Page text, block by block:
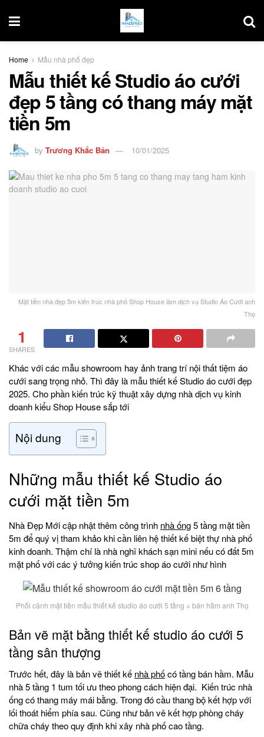
Home Mẫu nhà phố đẹp
Mẫu thiết kế Studio áo cưới
đẹp 5 tầng có thang máy mặt
tiền 5m
by Trương Khắc Bản 10/01/2025
Mặt tiền nhà đẹp 5m kiến trúc nhà phố Shop House làm dịch vụ Studio Áo Cưới anh
Thọ
1
SHARES
Khác với các mẫu showroom hay ảnh trang trí nội thất tiệm áo
cưới sang trọng nhỏ. Thì đây là mẫu thiết kế Studio áo cưới đẹp
2025. Cho phần kiến trúc kỹ thuật xây dựng nhà dịch vụ kinh
doanh kiểu Shop House sắp tới
Nội dung
Những mẫu thiết kế Studio áo
cưới mặt tiền 5m
Nhà Đẹp Mới cập nhật thêm công trình nhà ống5 tầng mặt tiền
5m để quý vị tham khảo khi cần liên hệ thiết kế biệt thự nhà phố
kinh doanh. Thậm chí là nhà nghĩ khách sạn mini nếu có đất 5m
mặt phố với các ý tưởng kiến trúc shop áo cưới như hình
Phối cảnh mặt tiền mẫu thiết kế studio áo cưới 5 tầng + bán hầm anh Thọ
Bản vẽ mặt bằng thiết kế studio áo cưới 5
tầng sân thượng
Trước hết, đây là bản vẽ thiết kế nhà phốcó tầng bán hầm. Mẫu
nhà 5 tầng 1 tum tối ưu theo phong cách hiện đại. Kiến trúc nhà
ống có thang máy mái bằng. Trong đó cầu thang bộ kết hợp với
lối thoát hiểm phía sau. Cũng như bản vẽ kết hợp phòng cháy
chữa cháy theo quy định khi xây nhà phố cao tầng.